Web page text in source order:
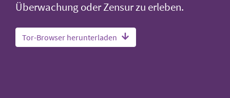
Überwachung oder Zensur zu erleben.
Tor-Browser herunterladen